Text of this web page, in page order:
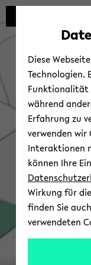
Diese
Technologien.
Funktionalität
während
Erfahrung zu
verwenden wir
Interaktionen
können Ihre
Wirkung für
finden Sie
verwendeten